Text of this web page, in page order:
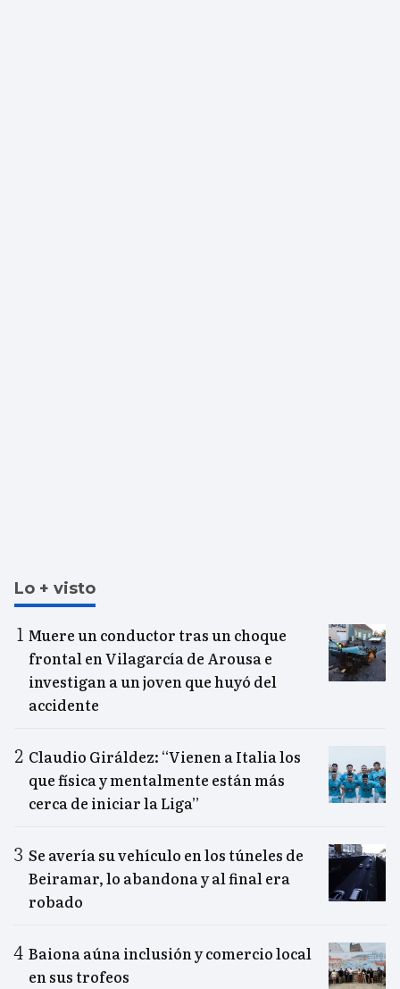
Lo + visto
Muere un conductor tras un choque
frontal en Vilagarcía de Arousa e
investigan a un joven que huyó del
accidente
Claudio Giráldez: “Vienen a Italia los
que física y mentalmente están más
cerca de iniciar la Liga”
Se avería su vehículo en los túneles de
Beiramar, lo abandona y al final era
robado
Baiona aúna inclusión y comercio local
en sus trofeos